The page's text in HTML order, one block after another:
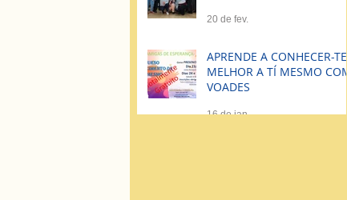
20 de fev.
APRENDE A CONHECER-TE
MELHOR A TÍ MESMO COM
VOADES
16 de jan.